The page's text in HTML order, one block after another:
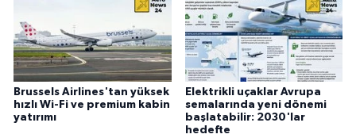
Brussels Airlines'tan yüksek
hızlı Wi-Fi ve premium kabin
yatırımı
Elektrikli uçaklar Avrupa
semalarında yeni dönemi
başlatabilir: 2030'lar
hedefte